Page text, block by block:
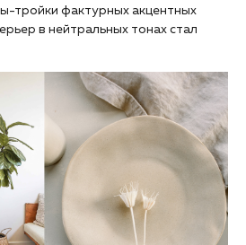
тройки фактурных акцентных
в нейтральных тонах стал